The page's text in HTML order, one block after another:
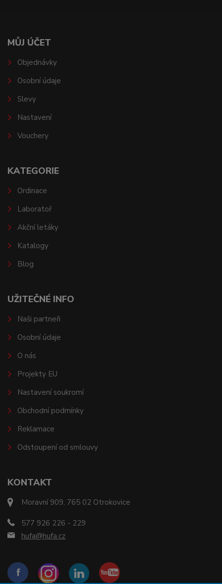
KONTAKT
Moravní 909, 765 02 Otrokovice
577 926 226 - 229
hufa@hufa.cz
MŮJ ÚČET
Objednávky
Osobní údaje
Slevy
Nastavení
Vouchery
KATEGORIE
Ordinace
Laboratoř
Akční letáky
Katalogy
Blog
UŽITEČNÉ INFO
Naši partneři
Osobní údaje
O nás
Projekty EU
Nastavení soukromí
Obchodní podmínky
Reklamace
Odstoupení od smlouvy